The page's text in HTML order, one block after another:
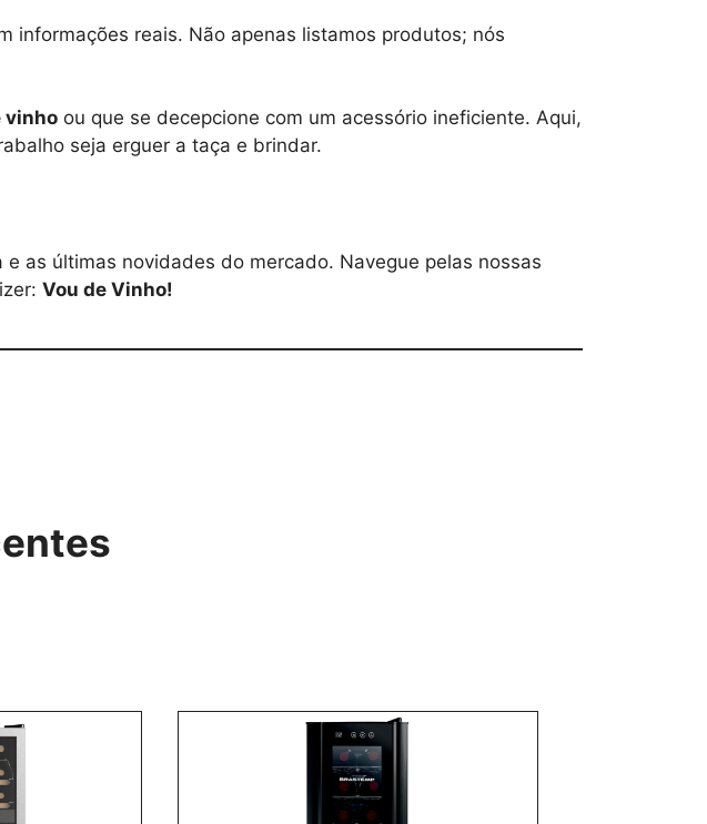
informações reais. Não apenas listamos produtos; nós
vinho ou que se decepcione com um acessório ineficiente. Aqui,
seja erguer a taça e brindar.
as últimas novidades do mercado. Navegue pelas nossas
Vou de Vinho!